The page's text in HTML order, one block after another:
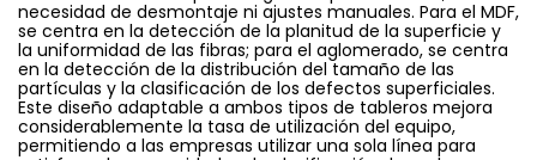
necesidad de desmontaje ni ajustes manuales. Para el MDF,
se centra en la detección de la planitud de la superficie y
la uniformidad de las fibras; para el aglomerado, se centra
en la detección de la distribución del tamaño de las
partículas y la clasificación de los defectos superficiales.
Este diseño adaptable a ambos tipos de tableros mejora
considerablemente la tasa de utilización del equipo,
permitiendo a las empresas utilizar una sola línea para